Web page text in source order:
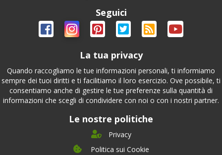
Seguici
La tua privacy
Quando raccogliamo le tue informazioni personali, ti informiamo
sempre dei tuoi diritti e ti facilitiamo il loro esercizio. Ove possibile, ti
consentiamo anche di gestire le tue preferenze sulla quantità di
informazioni che scegli di condividere con noi o con i nostri partner.
Le nostre politiche
Privacy
Politica sui Cookie